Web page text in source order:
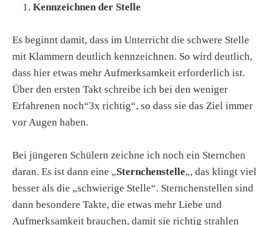
Kennzeichnen der Stelle
Es beginnt damit, dass im Unterricht die schwere Stelle
mit Klammern deutlich kennzeichnen. So wird deutlich,
dass hier etwas mehr Aufmerksamkeit erforderlich ist.
Über den ersten Takt schreibe ich bei den weniger
Erfahrenen noch“3x richtig“, so dass sie das Ziel immer
vor Augen haben.
Bei jüngeren Schülern zeichne ich noch ein Sternchen
daran. Es ist dann eine „Sternchenstelle„, das klingt viel
besser als die „schwierige Stelle“. Sternchenstellen sind
dann besondere Takte, die etwas mehr Liebe und
Aufmerksamkeit brauchen, damit sie richtig strahlen